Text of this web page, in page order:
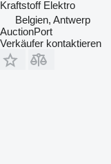
Kraftstoff Elektro
Belgien, Antwerp
AuctionPort
Verkäufer kontaktieren